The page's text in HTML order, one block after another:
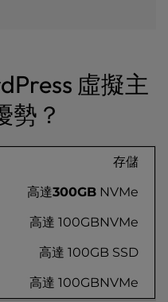
虛擬主
勢？
存儲
高達300GB NVMe
高達 100GBNVMe
高達 100GB SSD
高達 100GBNVMe